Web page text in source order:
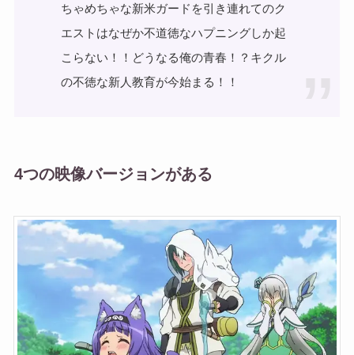
ちゃめちゃな新米ガードを引き連れてのク
エストはなぜか不道徳なハプニングしか起
こらない！！どうなる俺の青春！？キクル
の不徳な新人教育が今始まる！！
4つの映像バージョンがある